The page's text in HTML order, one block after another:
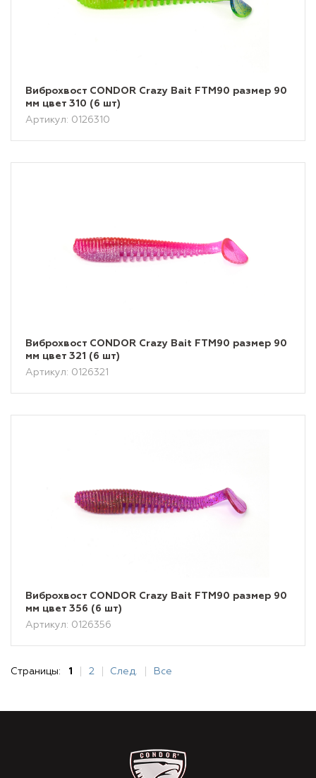
Виброхвост CONDOR Crazy Bait FTM90 размер 90
мм цвет 310 (6 шт)
Артикул: 0126310
Виброхвост CONDOR Crazy Bait FTM90 размер 90
мм цвет 321 (6 шт)
Артикул: 0126321
Виброхвост CONDOR Crazy Bait FTM90 размер 90
мм цвет 356 (6 шт)
Артикул: 0126356
Страницы: 1 2 След. Все